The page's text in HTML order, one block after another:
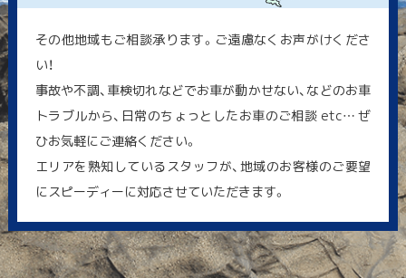
その他地域もご相談承ります。ご遠慮なくお声がけくださ
い！
事故や不調、車検切れなどでお車が動かせない、などのお車
トラブルから、日常のちょっとしたお車のご相談 etc… ぜ
ひお気軽にご連絡ください。
エリアを熟知しているスタッフが、地域のお客様のご要望
にスピーディーに対応させていただきます。